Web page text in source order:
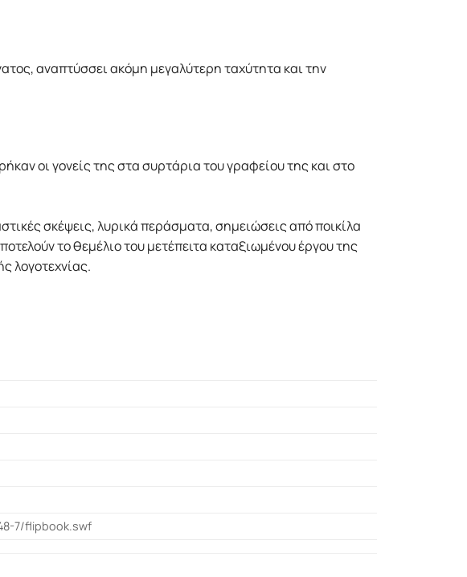
αναπτύσσει ακόµη µεγαλύτερη ταχύτητα και την
οι γονείς της στα συρτάρια του γραφείου της και στο
σκέψεις, λυρικά περάσματα, σημειώσεις από ποικίλα
το θεμέλιο του μετέπειτα καταξιωμένου έργου της
λογοτεχνίας.
7/flipbook.swf